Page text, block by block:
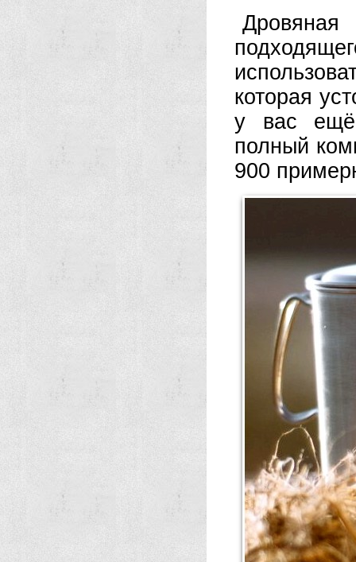
которая
у вас ещё
полный
900